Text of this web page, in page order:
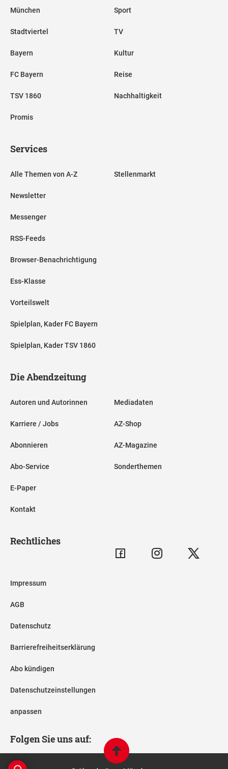
München
Stadtviertel
Bayern
FC Bayern
TSV 1860
Promis
Sport
TV
Kultur
Reise
Nachhaltigkeit
Services
Alle Themen von A-Z
Newsletter
Messenger
RSS-Feeds
Browser-Benachrichtigung
Ess-Klasse
Vorteilswelt
Spielplan, Kader FC Bayern
Spielplan, Kader TSV 1860
Stellenmarkt
Die Abendzeitung
Autoren und Autorinnen
Karriere / Jobs
Abonnieren
Abo-Service
E-Paper
Kontakt
Mediadaten
AZ-Shop
AZ-Magazine
Sonderthemen
Rechtliches
Impressum
AGB
Datenschutz
Barrierefreiheitserklärung
Abo kündigen
Datenschutzeinstellungen
anpassen
Folgen Sie uns auf: